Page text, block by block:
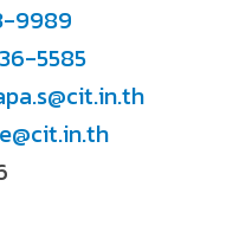
9989
5585